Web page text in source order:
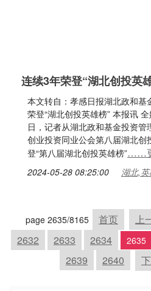
连续3年荣登“湖北创投英
本文转自：孝感日报湖北政和
荣登“湖北创投英雄榜” 本报讯
日，记者从湖北政和基金投资
创业投资同业公会第八届湖北
登“第八届湖北创投英雄榜”……
2024-05-28 08:25:00 湖北,
page 2635/8165 首页 上
2632
2633 2634 2635
2639
2640